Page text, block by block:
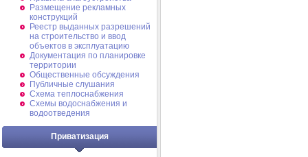
Размещение рекламных
конструкций
Реестр выданных разрешений
на строительство и ввод
объектов в эксплуатацию
Документация по планировке
территории
Общественные обсуждения
Публичные слушания
Схема теплоснабжения
Схемы водоснабжения и
водоотведения
Приватизация